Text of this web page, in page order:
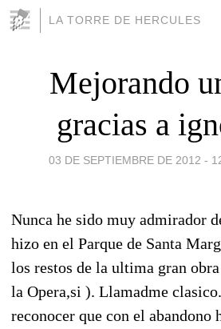
LA TORRE DE HERCULES
Mejorando
gracias a
03 DE SEPTIEMBRE DE 2012 -
Nunca he sido muy admirador
hizo en el Parque de Santa
los restos de la ultima gran
la Opera,si ). Llamadme
reconocer que con el abandono